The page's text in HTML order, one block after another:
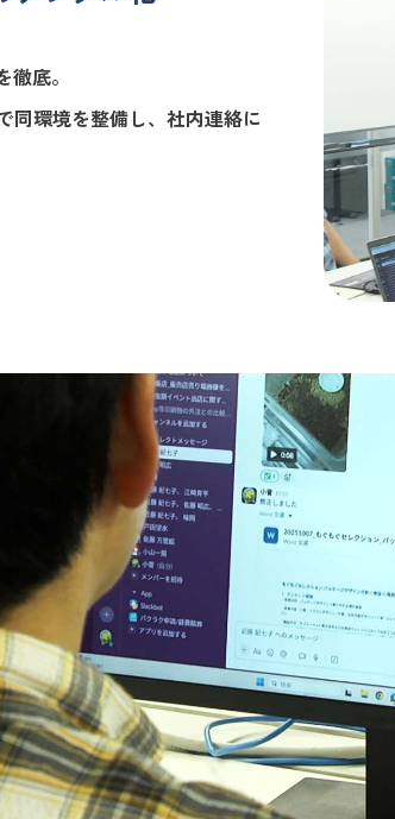
底。
同環境を整備し、社内連絡に